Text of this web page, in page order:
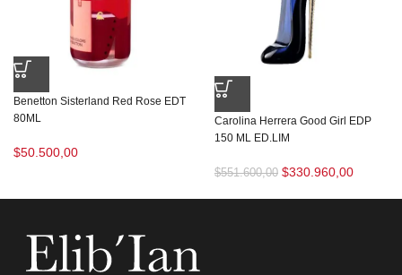
Benetton Sisterland Red Rose EDT
80ML
$50.500,00
Carolina Herrera Good Girl EDP
150 ML ED.LIM
$551.600,00 $330.960,00